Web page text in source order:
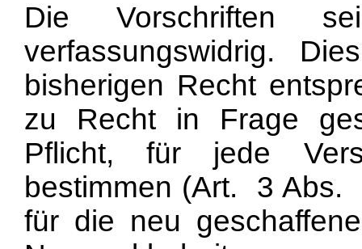
Die Vorschriften
verfassungswidrig.
bisherigen Recht
zu Recht in Frage
Pflicht, für jede
bestimmen (Art. 3 Abs.
für die neu